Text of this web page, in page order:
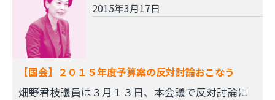
2015年3月17日
【国会】２０１５年度予算案の反対討論おこなう
畑野君枝議員は３月１３日、本会議で反対討論に